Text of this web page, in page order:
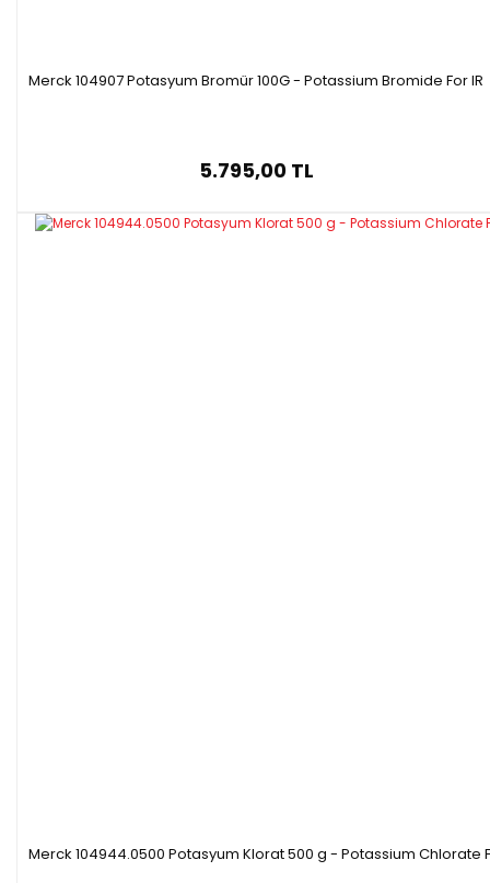
Merck 104907 Potasyum Bromür 100G - Potassium Bromide For IR
5.795,00 TL
Merck 104944.0500 Potasyum Klorat 500 g - Potassium Chlorate